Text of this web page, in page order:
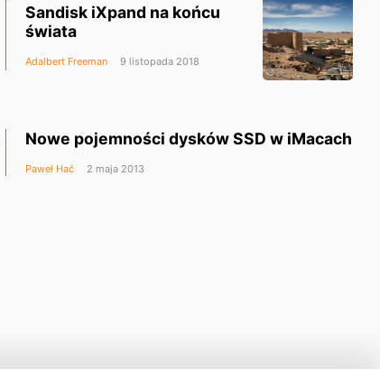
Sandisk iXpand na końcu
świata
Adalbert Freeman 9 listopada 2018
Nowe pojemności dysków SSD w iMacach
Paweł Hać 2 maja 2013